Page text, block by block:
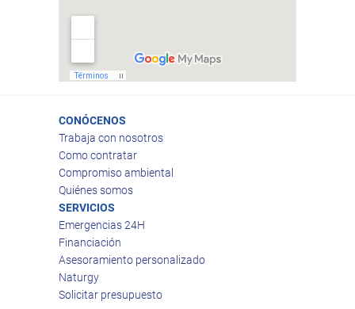
CONÓCENOS
Trabaja con nosotros
Como contratar
Compromiso ambiental
Quiénes somos
SERVICIOS
Emergencias 24H
Financiación
Asesoramiento personalizado
Naturgy
Solicitar presupuesto